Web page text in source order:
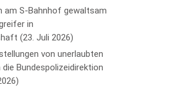
am S-Bahnhof gewaltsam
in
23. Juli 2026
von unerlaubten
die Bundespolizeidirektion